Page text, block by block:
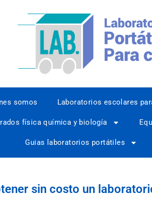
somos Laboratorios escolares
física química y biología
Guias laboratorios portátiles
sin costo un